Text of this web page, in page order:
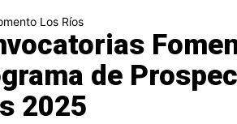
Los Ríos
de
2025